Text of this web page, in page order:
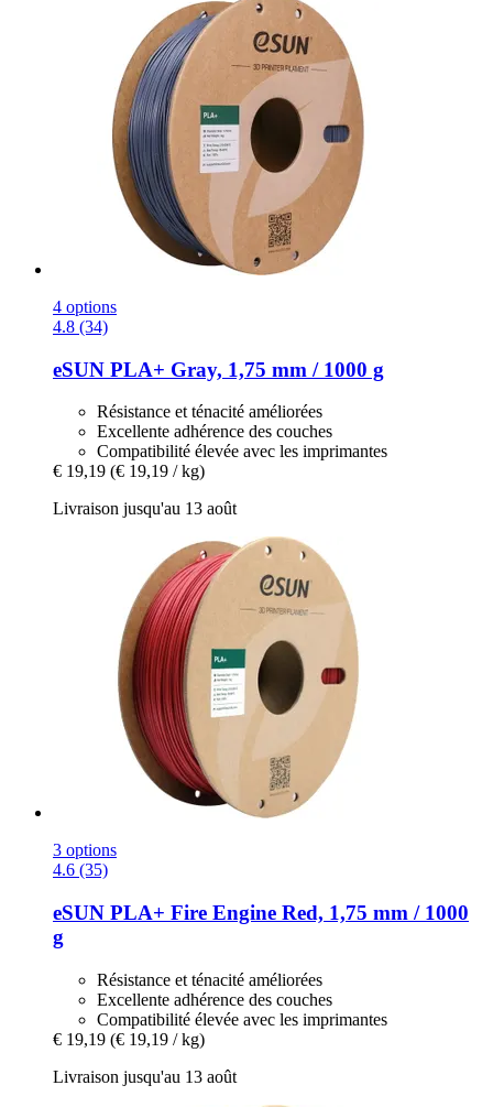
4 options
4.8 (34)
eSUN PLA+ Gray, 1,75 mm / 1000 g
Résistance et ténacité améliorées
Excellente adhérence des couches
Compatibilité élevée avec les imprimantes
€ 19,19 (€ 19,19 / kg)
Livraison jusqu'au 13 août
3 options
4.6 (35)
eSUN PLA+ Fire Engine Red, 1,75 mm / 1000
g
Résistance et ténacité améliorées
Excellente adhérence des couches
Compatibilité élevée avec les imprimantes
€ 19,19 (€ 19,19 / kg)
Livraison jusqu'au 13 août